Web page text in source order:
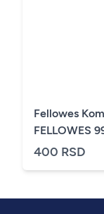
Fellowes
FELLOWES
400 RSD